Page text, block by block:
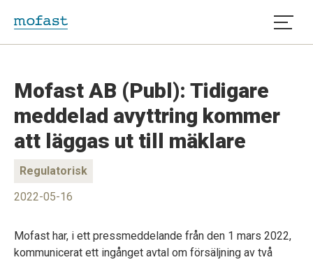
Mofast AB (Publ): Tidigare
meddelad avyttring kommer
att läggas ut till mäklare
Regulatorisk
2022-05-16
Mofast har, i ett pressmeddelande från den 1 mars 2022,
kommunicerat ett ingånget avtal om försäljning av två